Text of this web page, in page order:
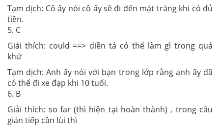
Tạm dịch: Cô ấy nói cô ấy sẽ đi đến mặt trăng khi có đủ
tiền.
5. C
Giải thích: could ==> diễn tả có thể làm gì trong quá
khứ
Tạm dịch: Anh ấy nói với bạn trong lớp rằng anh ấy đã
có thể đi xe đạp khi 10 tuổi.
6. B
Giải thích: so far (thì hiện tại hoàn thành) , trong câu
gián tiếp cần lùi thì